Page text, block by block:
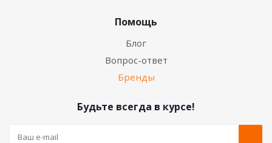
Помощь
Блог
Вопрос-ответ
Бренды
Будьте всегда в курсе!